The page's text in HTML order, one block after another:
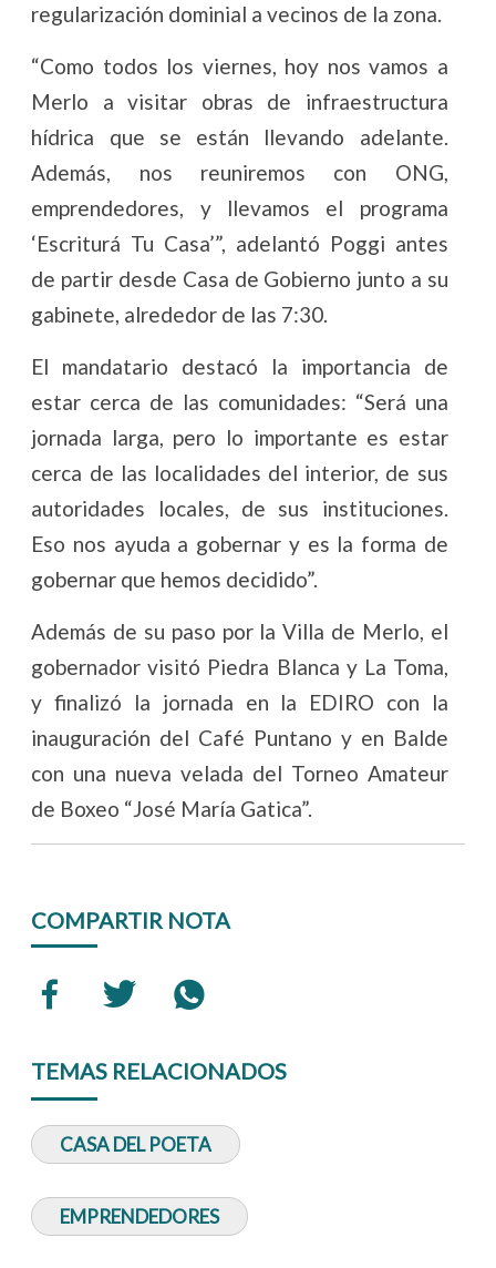
regularización dominial a vecinos de la zona.
“Como todos los viernes, hoy nos vamos a
Merlo a visitar obras de infraestructura
hídrica que se están llevando adelante.
Además, nos reuniremos con ONG,
emprendedores, y llevamos el programa
‘Escriturá Tu Casa’”, adelantó Poggi antes
de partir desde Casa de Gobierno junto a su
gabinete, alrededor de las 7:30.
El mandatario destacó la importancia de
estar cerca de las comunidades: “Será una
jornada larga, pero lo importante es estar
cerca de las localidades del interior, de sus
autoridades locales, de sus instituciones.
Eso nos ayuda a gobernar y es la forma de
gobernar que hemos decidido”.
Además de su paso por la Villa de Merlo, el
gobernador visitó Piedra Blanca y La Toma,
y finalizó la jornada en la EDIRO con la
inauguración del Café Puntano y en Balde
con una nueva velada del Torneo Amateur
de Boxeo “José María Gatica”.
COMPARTIR NOTA
TEMAS RELACIONADOS
CASA DEL POETA
EMPRENDEDORES